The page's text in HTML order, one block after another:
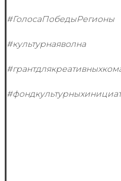
#ГолосаПобедыРегионы
#культурнаяволна